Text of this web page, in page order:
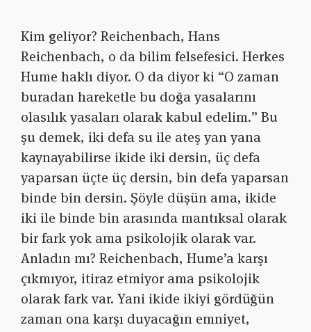
Kim geliyor? Reichenbach, Hans
Reichenbach, o da bilim felsefesici. Herkes
Hume haklı diyor. O da diyor ki “O zaman
buradan hareketle bu doğa yasalarını
olasılık yasaları olarak kabul edelim.” Bu
şu demek, iki defa su ile ateş yan yana
kaynayabilirse ikide iki dersin, üç defa
yaparsan üçte üç dersin, bin defa yaparsan
binde bin dersin. Şöyle düşün ama, ikide
iki ile binde bin arasında mantıksal olarak
bir fark yok ama psikolojik olarak var.
Anladın mı? Reichenbach, Hume’a karşı
çıkmıyor, itiraz etmiyor ama psikolojik
olarak fark var. Yani ikide ikiyi gördüğün
zaman ona karşı duyacağın emniyet,